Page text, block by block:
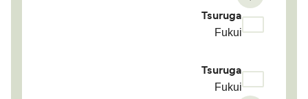
Tsuruga
Fukui
Tsuruga
Fukui